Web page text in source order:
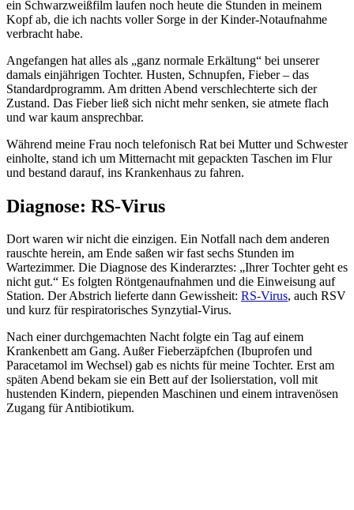
ein Schwarzweißfilm laufen noch heute die Stunden in meinem
Kopf ab, die ich nachts voller Sorge in der Kinder-Notaufnahme
verbracht habe.
Angefangen hat alles als „ganz normale Erkältung“ bei unserer
damals einjährigen Tochter. Husten, Schnupfen, Fieber – das
Standardprogramm. Am dritten Abend verschlechterte sich der
Zustand. Das Fieber ließ sich nicht mehr senken, sie atmete flach
und war kaum ansprechbar.
Während meine Frau noch telefonisch Rat bei Mutter und Schwester
einholte, stand ich um Mitternacht mit gepackten Taschen im Flur
und bestand darauf, ins Krankenhaus zu fahren.
Diagnose: RS-Virus
Dort waren wir nicht die einzigen. Ein Notfall nach dem anderen
rauschte herein, am Ende saßen wir fast sechs Stunden im
Wartezimmer. Die Diagnose des Kinderarztes: „Ihrer Tochter geht es
nicht gut.“ Es folgten Röntgenaufnahmen und die Einweisung auf
Station. Der Abstrich lieferte dann Gewissheit: RS-Virus, auch RSV
und kurz für respiratorisches Synzytial-Virus.
Nach einer durchgemachten Nacht folgte ein Tag auf einem
Krankenbett am Gang. Außer Fieberzäpfchen (Ibuprofen und
Paracetamol im Wechsel) gab es nichts für meine Tochter. Erst am
späten Abend bekam sie ein Bett auf der Isolierstation, voll mit
hustenden Kindern, piependen Maschinen und einem intravenösen
Zugang für Antibiotikum.